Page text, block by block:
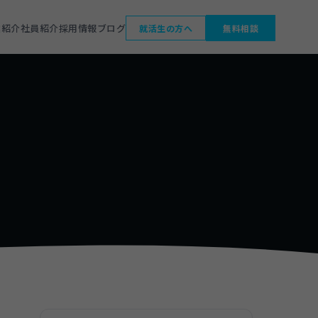
介社員紹介採用情報ブログ 就活生の方へ 無料相談